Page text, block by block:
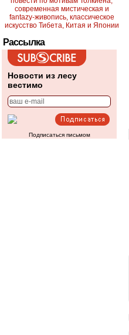
Рассылка
Новости из лесу
вестимо
Подписаться письмом